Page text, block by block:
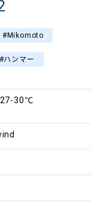
#Mikomoto
#ハンマー
27-30℃